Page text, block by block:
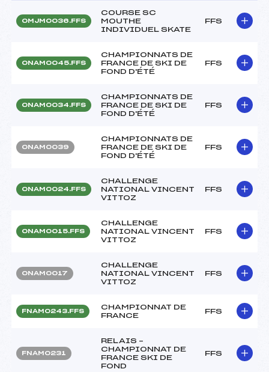
OMJM0036.FFS
COURSE SC
MOUTHE
INDIVIDUEL SKATE
FFS
ONAM0045.FFS
CHAMPIONNATS DE
FRANCE DE SKI DE
FOND D'ÉTÉ
FFS
ONAM0034.FFS
CHAMPIONNATS DE
FRANCE DE SKI DE
FOND D'ÉTÉ
FFS
ONAM0039
CHAMPIONNATS DE
FRANCE DE SKI DE
FOND D'ÉTÉ
FFS
ONAM0024.FFS
CHALLENGE
NATIONAL VINCENT
VITTOZ
FFS
ONAM0015.FFS
CHALLENGE
NATIONAL VINCENT
VITTOZ
FFS
ONAM0017
CHALLENGE
NATIONAL VINCENT
VITTOZ
FFS
FNAM0243.FFS
CHAMPIONNAT DE
FRANCE
FFS
FNAM0231
RELAIS –
CHAMPIONNAT DE
FRANCE SKI DE
FOND
FFS